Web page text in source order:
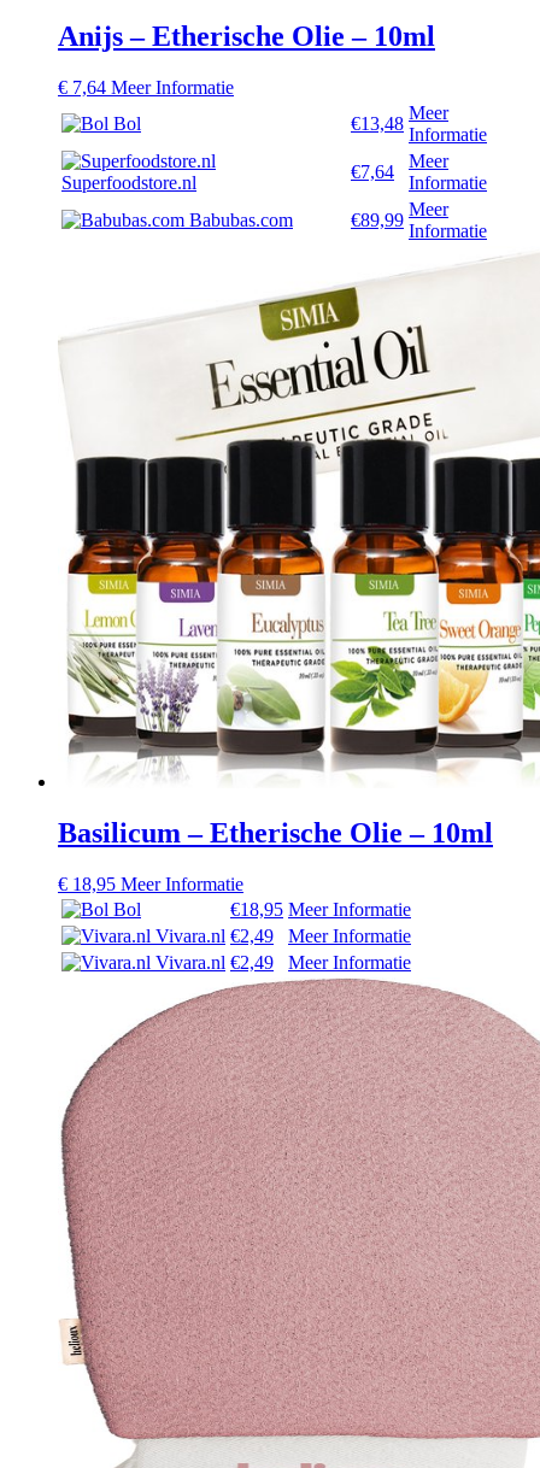
Anijs – Etherische Olie – 10ml
€ 7,64 Meer Informatie
Bol
€13,48
Meer
Informatie
Superfoodstore.nl
€7,64
Meer
Informatie
Babubas.com
€89,99
Meer
Informatie
Basilicum – Etherische Olie – 10ml
€ 18,95 Meer Informatie
Bol
€18,95 Meer Informatie
Vivara.nl €2,49
Meer Informatie
Vivara.nl €2,49 Meer Informatie